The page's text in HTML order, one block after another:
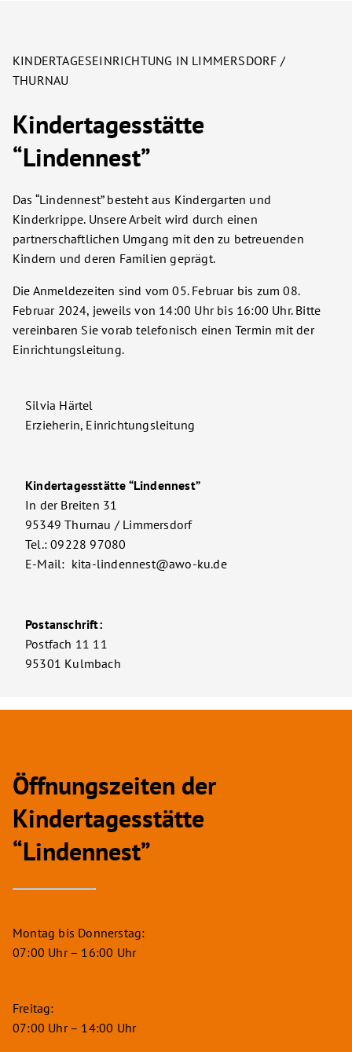
KINDERTAGESEINRICHTUNG IN LIMMERSDORF /
THURNAU
Kindertagesstätte
“Lindennest”
Das “Lindennest” besteht aus Kindergarten und
Kinderkrippe. Unsere Arbeit wird durch einen
partnerschaftlichen Umgang mit den zu betreuenden
Kindern und deren Familien geprägt.
Die Anmeldezeiten sind vom 05. Februar bis zum 08.
Februar 2024, jeweils von 14:00 Uhr bis 16:00 Uhr. Bitte
vereinbaren Sie vorab telefonisch einen Termin mit der
Einrichtungsleitung.
Silvia Härtel
Erzieherin, Einrichtungsleitung
Kindertagesstätte “Lindennest”
In der Breiten 31
95349 Thurnau / Limmersdorf
Tel.: 09228 97080
E-Mail: kita-lindennest@awo-ku.de
Postanschrift:
Postfach 11 11
95301 Kulmbach
Öffnungszeiten der
Kindertagesstätte
“Lindennest”
Montag bis Donnerstag:
07:00 Uhr – 16:00 Uhr
Freitag:
07:00 Uhr – 14:00 Uhr